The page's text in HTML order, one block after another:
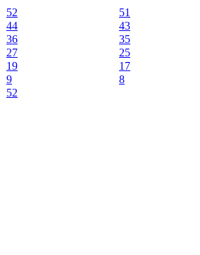
52 51
44
43
36
35
27
25
19
17
9
8
52